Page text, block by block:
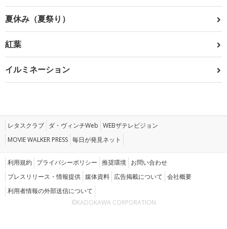
夏休み（夏祭り）
紅葉
イルミネーション
レタスクラブ ダ・ヴィンチWeb WEBザテレビジョン
MOVIE WALKER PRESS 毎日が発見ネット
利用規約 プライバシーポリシー 推奨環境 お問い合わせ
プレスリリース・情報提供 媒体資料 広告掲載について 会社概要
利用者情報の外部送信について
©KADOKAWA CORPORATION